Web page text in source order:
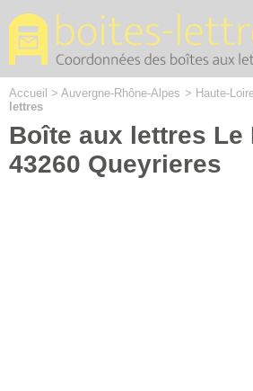
Accueil >Auvergne-Rhône-Alpes > Haute-
lettres
Boîte aux lettres Le
43260 Queyrieres